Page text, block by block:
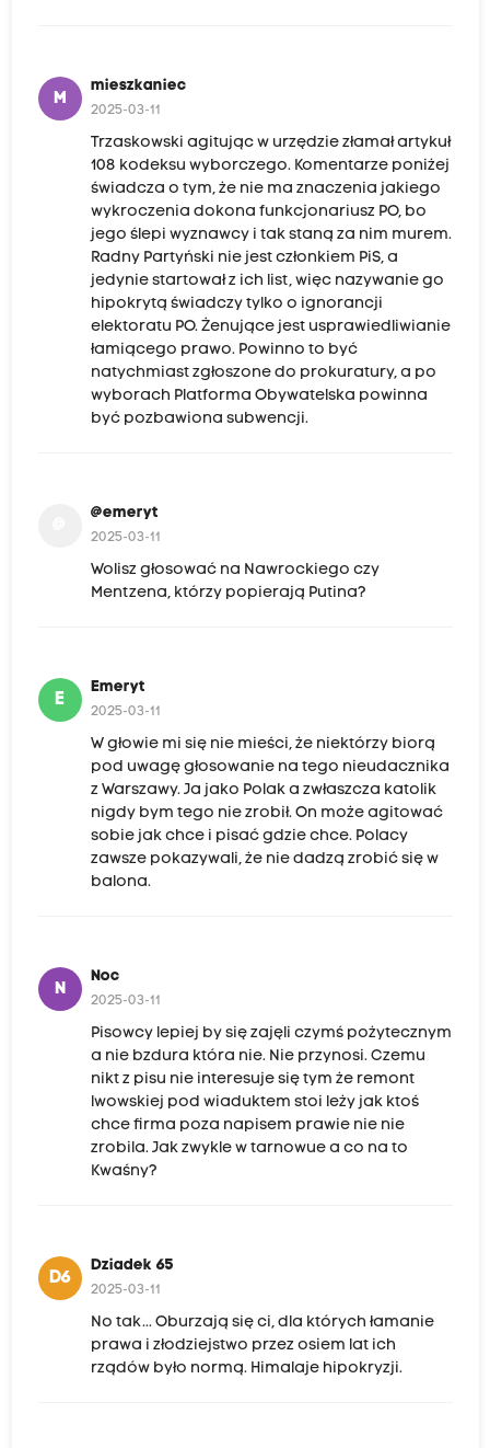
M
mieszkaniec
2025-03-11
Trzaskowski agitując w urzędzie złamał artykuł
108 kodeksu wyborczego. Komentarze poniżej
świadcza o tym, że nie ma znaczenia jakiego
wykroczenia dokona funkcjonariusz PO, bo
jego ślepi wyznawcy i tak staną za nim murem.
Radny Partyński nie jest członkiem PiS, a
jedynie startował z ich list, więc nazywanie go
hipokrytą świadczy tylko o ignorancji
elektoratu PO. Żenujące jest usprawiedliwianie
łamiącego prawo. Powinno to być
natychmiast zgłoszone do prokuratury, a po
wyborach Platforma Obywatelska powinna
być pozbawiona subwencji.
@emeryt
2025-03-11
Wolisz głosować na Nawrockiego czy
Mentzena, którzy popierają Putina?
E
Emeryt
2025-03-11
W głowie mi się nie mieści, że niektórzy biorą
pod uwagę głosowanie na tego nieudacznika
z Warszawy. Ja jako Polak a zwłaszcza katolik
nigdy bym tego nie zrobił. On może agitować
sobie jak chce i pisać gdzie chce. Polacy
zawsze pokazywali, że nie dadzą zrobić się w
balona.
N
Noc
2025-03-11
Pisowcy lepiej by się zajęli czymś pożytecznym
a nie bzdura która nie. Nie przynosi. Czemu
nikt z pisu nie interesuje się tym że remont
lwowskiej pod wiaduktem stoi leży jak ktoś
chce firma poza napisem prawie nie nie
zrobila. Jak zwykle w tarnowue a co na to
Kwaśny?
D6
Dziadek 65
2025-03-11
No tak... Oburzają się ci, dla których łamanie
prawa i złodziejstwo przez osiem lat ich
rządów było normą. Himalaje hipokryzji.